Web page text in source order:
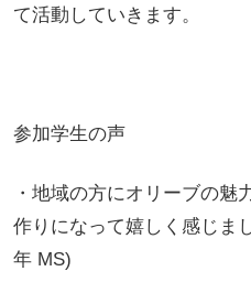
て活動していきます。
参加学生の声
・地域の方にオリーブの魅
作りになって嬉しく感じま
年 MS)